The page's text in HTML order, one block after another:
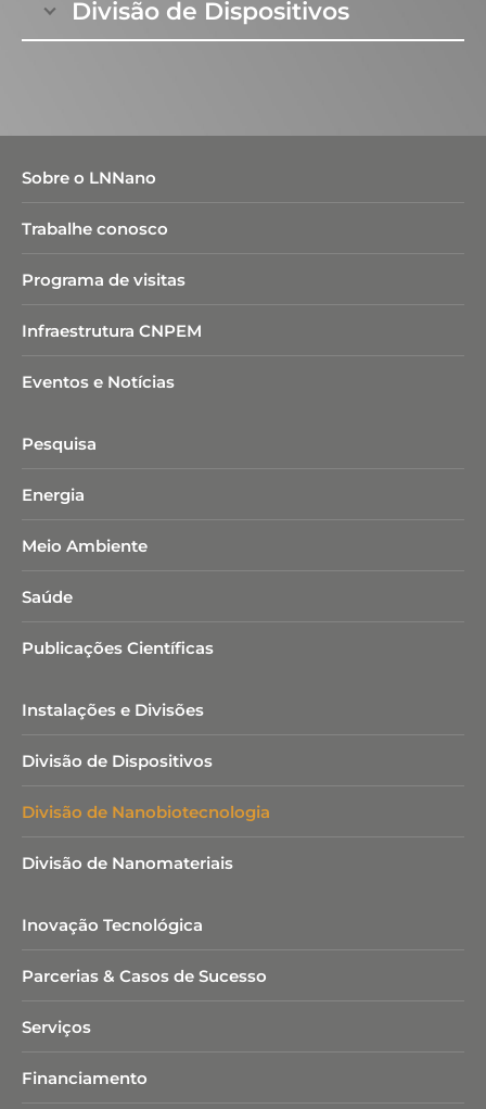
Estudos integrados de avaliação da toxicidade,
segurança e riscode nanoestruturas, aspectos
Divisão de Dispositivos
Sobre o LNNano
Trabalhe conosco
Programa de visitas
Infraestrutura CNPEM
Eventos e Notícias
Pesquisa
Energia
Meio Ambiente
Saúde
Publicações Científicas
Instalações e Divisões
Divisão de Dispositivos
Divisão de Nanobiotecnologia​
Divisão de Nanomateriais
Inovação Tecnológica
Parcerias & Casos de Sucesso
Serviços
Financiamento